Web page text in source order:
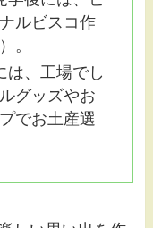
ルビスコ作
。
は、工場でし
グッズやお
でお土産選